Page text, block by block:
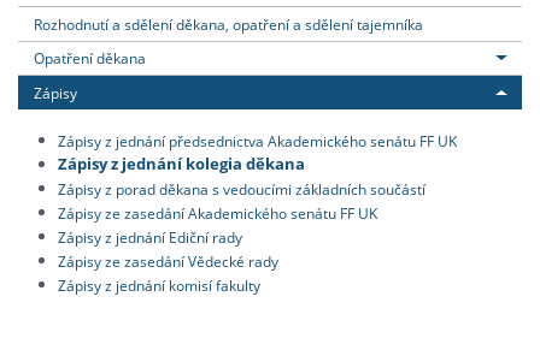
Rozhodnutí a sdělení děkana, opatření a sdělení tajemníka
Opatření děkana
Zápisy
Zápisy z jednání předsednictva Akademického senátu FF UK
Zápisy z jednání kolegia děkana
Zápisy z porad děkana s vedoucími základních součástí
Zápisy ze zasedání Akademického senátu FF UK
Zápisy z jednání Ediční rady
Zápisy ze zasedání Vědecké rady
Zápisy z jednání komisí fakulty